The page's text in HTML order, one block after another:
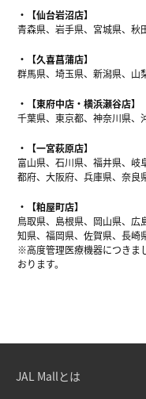
【仙台岩沼店】
青森県、岩手県、宮城県、秋
【久喜菖蒲店】
群馬県、埼玉県、新潟県、山
【東府中店・横浜瀬谷店】
千葉県、東京都、神奈川県、
【一宮萩原店】
富山県、石川県、福井県、岐
都府、大阪府、兵庫県、奈良
【粕屋町店】
鳥取県、島根県、岡山県、広
知県、福岡県、佐賀県、長崎
※高度管理医療機器につきま
おります。
JAL Mallとは